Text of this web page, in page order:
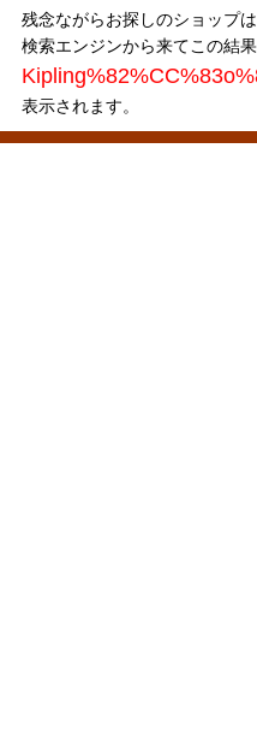
残念ながらお探しのショップ
検索エンジンから来てこの結
表示されます。